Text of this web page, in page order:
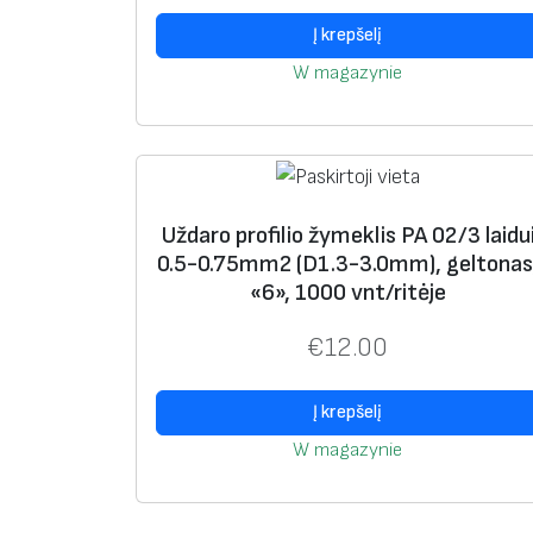
Į krepšelį
W magazynie
Uždaro profilio žymeklis PA 02/3 laidui
0.5-0.75mm2 (D1.3-3.0mm),
«6», 1000 vnt/ritėje
€12.00
Į krepšelį
W magazynie